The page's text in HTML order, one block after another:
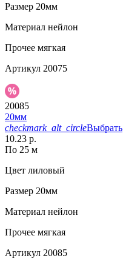
Размер 20мм
Материал нейлон
Прочее мягкая
Артикул 20075
20085
20мм
checkmark_alt_circleВыбрать
10.23 р.
По 25 м
Цвет лиловый
Размер 20мм
Материал нейлон
Прочее мягкая
Артикул 20085